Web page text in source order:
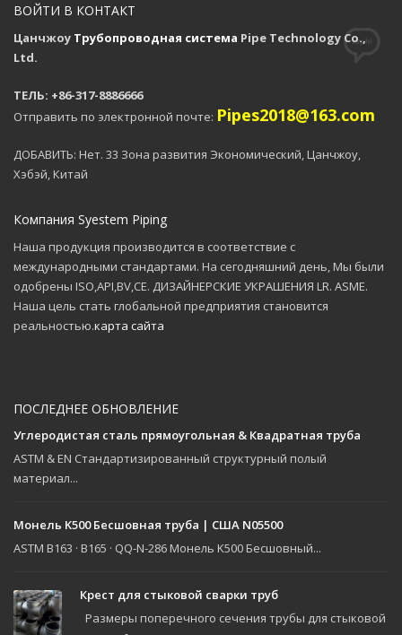
ВОЙТИ В КОНТАКТ
Цанчжоу Трубопроводная система Pipe Technology Co.,
Ltd.
ТЕЛЬ: +86-317-8886666
Отправить по электронной почте: Pipes2018@163.com
ДОБАВИТЬ: Нет. 33 Зона развития Экономический, Цанчжоу,
Хэбэй, Китай
Компания Syestem Piping
Наша продукция производится в соответствие с
международными стандартами. На сегодняшний день, Мы были
одобрены ISO,API,BV,CE. ДИЗАЙНЕРСКИЕ УКРАШЕНИЯ LR. ASME.
Наша цель стать глобальной предприятия становится
реальностью.карта сайта
ПОСЛЕДНЕЕ ОБНОВЛЕНИЕ
Углеродистая сталь прямоугольная & Квадратная труба
ASTM & EN Стандартизированный структурный полый
материал...
Монель K500 Бесшовная труба | США N05500
ASTM B163 · B165 · QQ-N-286 Монель K500 Бесшовный...
Крест для стыковой сварки труб
Размеры поперечного сечения трубы для стыковой